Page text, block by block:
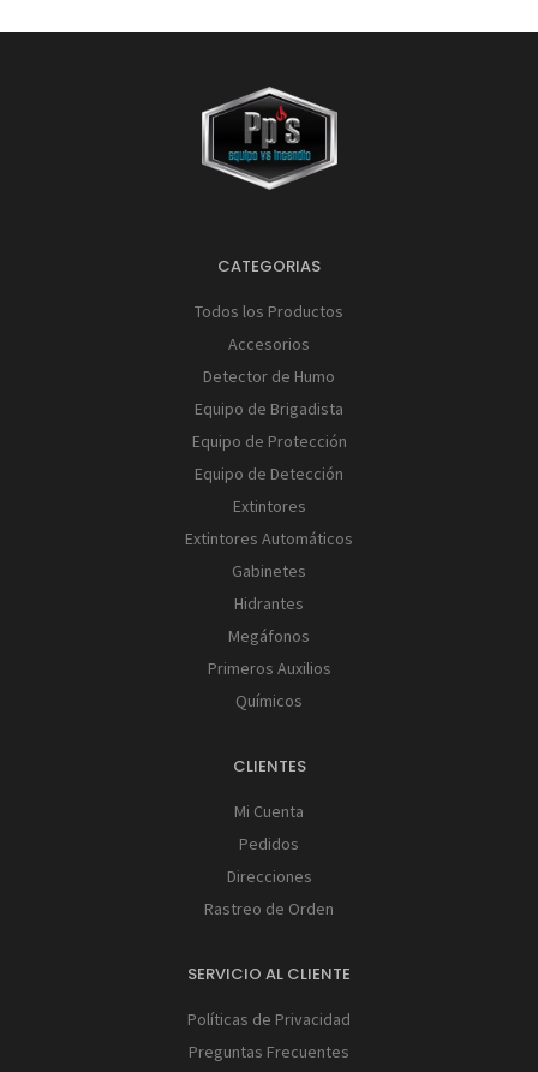
CATEGORIAS
Todos los Productos
Accesorios
Detector de Humo
Equipo de Brigadista
Equipo de Protección
Equipo de Detección
Extintores
Extintores Automáticos
Gabinetes
Hidrantes
Megáfonos
Primeros Auxilios
Químicos
CLIENTES
Mi Cuenta
Pedidos
Direcciones
Rastreo de Orden
SERVICIO AL CLIENTE
Políticas de Privacidad
Preguntas Frecuentes